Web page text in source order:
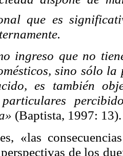
que es
ingreso que no
sino sólo la
es también
particulares
(Baptista, 1997: 13).
«las
de los